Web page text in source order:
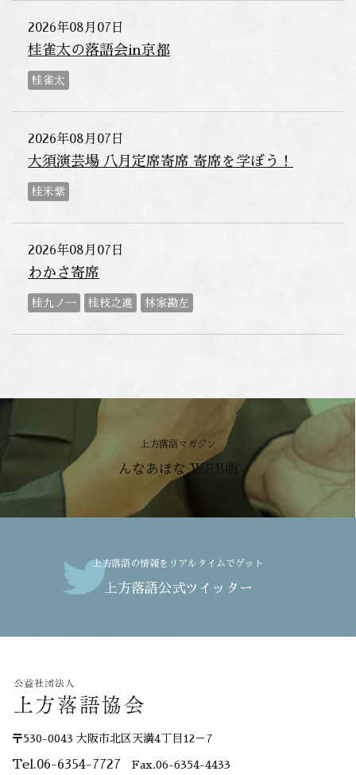
2026年08月07日
桂雀太の落語会in京都
桂雀太
2026年08月07日
大須演芸場 八月定席寄席 寄席を学ぼう！
桂米紫
2026年08月07日
わかさ寄席
桂九ノ一 桂枝之進 林家勘左
上方落語マガジン
んなあほな WEB版
上方落語の情報をリアルタイムでゲット
上方落語公式ツイッター
〒530-0043 大阪市北区天満4丁目12－7
Tel.06-6354-7727 Fax.06-6354-4433